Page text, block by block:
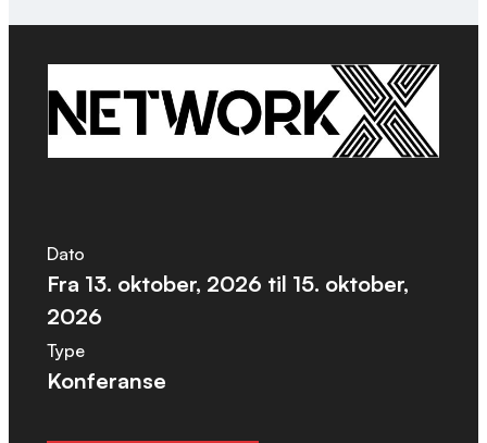
Dato
Fra 13. oktober, 2026 til 15. oktober,
2026
Type
Konferanse